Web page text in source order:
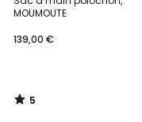
MOUMOUTE
139,00 €
5
5
/